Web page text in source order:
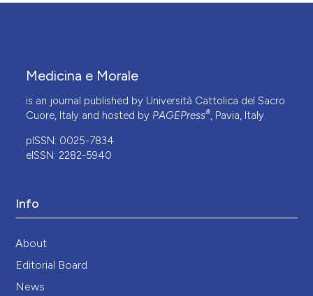
Medicina e Morale
is an journal published by Università Cattolica del Sacro
Cuore, Italy and hosted by PAGEPress®, Pavia, Italy.
pISSN: 0025-7834
eISSN: 2282-5940
Info
About
Editorial Board
News